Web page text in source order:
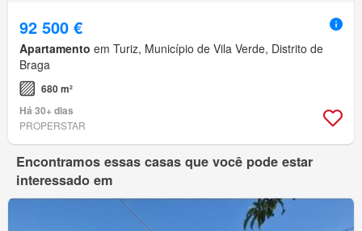
92 500 €
Apartamento em Turiz, Município de Vila Verde, Distrito de
Braga
680 m²
Há 30+ dias
PROPERSTAR
Encontramos essas casas que você pode estar
interessado em